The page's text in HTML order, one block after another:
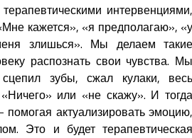
интервенциями,
кажется», «я предполагаю», «у
злишься». Мы делаем такие
распознать свои чувства. Мы
зубы, сжал кулаки, весь
или «не скажу». И тогда
актуализировать эмоцию,
Это и будет терапевтическая